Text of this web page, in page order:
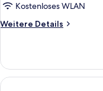
Kostenloses WLAN
Weitere Details
Weitere
Einzelzimmer